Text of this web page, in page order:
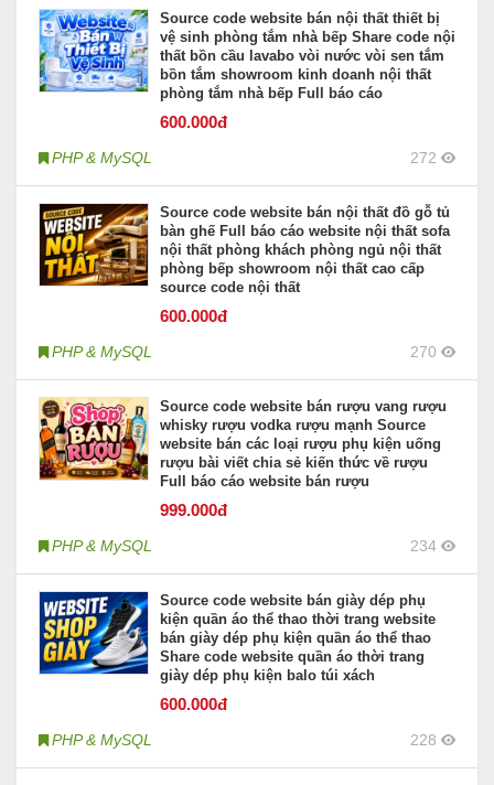
Source code website bán nội thất thiết bị
vệ sinh phòng tắm nhà bếp Share code nội
thất bồn cầu lavabo vòi nước vòi sen tắm
bồn tắm showroom kinh doanh nội thất
phòng tắm nhà bếp Full báo cáo
600.000đ
PHP & MySQL 272
Source code website bán nội thất đồ gỗ tủ
bàn ghế Full báo cáo website nội thất sofa
nội thất phòng khách phòng ngủ nội thất
phòng bếp showroom nội thất cao cấp
source code nội thất
600.000đ
PHP & MySQL 270
Source code website bán rượu vang rượu
whisky rượu vodka rượu mạnh Source
website bán các loại rượu phụ kiện uống
rượu bài viết chia sẻ kiến thức về rượu
Full báo cáo website bán rượu
999.000đ
PHP & MySQL 234
Source code website bán giày dép phụ
kiện quần áo thể thao thời trang website
bán giày dép phụ kiện quần áo thể thao
Share code website quần áo thời trang
giày dép phụ kiện balo túi xách
600.000đ
PHP & MySQL 228